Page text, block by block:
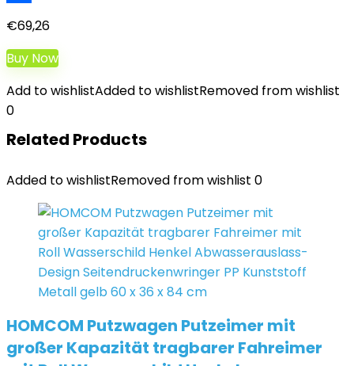
€69,26
Buy Now
Add to wishlistAdded to wishlistRemoved from wishlist
0
Related Products
Added to wishlistRemoved from wishlist 0
HOMCOM Putzwagen Putzeimer mit
großer Kapazität tragbarer Fahreimer